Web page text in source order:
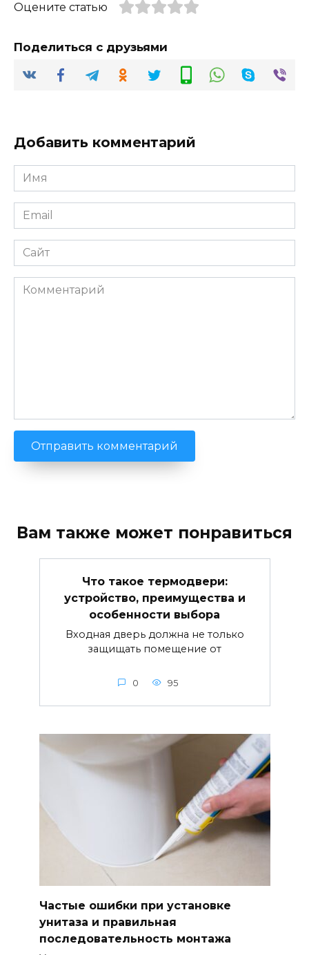
Оцените статью
Поделиться с друзьями
Добавить комментарий
Имя
*
Email
*
Сайт
Комментарий
Вам также может понравиться
Что такое термодвери:
устройство, преимущества и
особенности выбора
Входная дверь должна не только
защищать помещение от
0 95
Частые ошибки при установке
унитаза и правильная
последовательность монтажа